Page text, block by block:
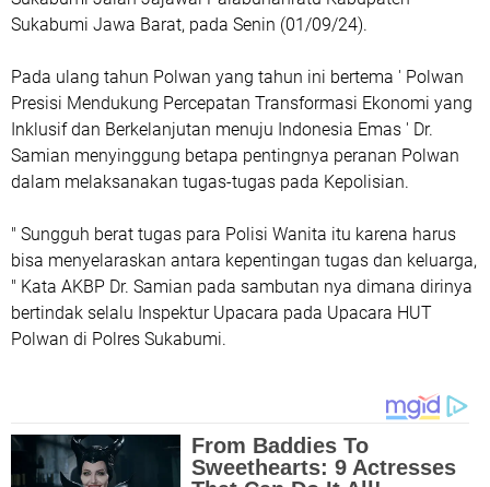
Sukabumi Jawa Barat, pada Senin (01/09/24).
Pada ulang tahun Polwan yang tahun ini bertema ' Polwan
Presisi Mendukung Percepatan Transformasi Ekonomi yang
Inklusif dan Berkelanjutan menuju Indonesia Emas ' Dr.
Samian menyinggung betapa pentingnya peranan Polwan
dalam melaksanakan tugas-tugas pada Kepolisian.
" Sungguh berat tugas para Polisi Wanita itu karena harus
bisa menyelaraskan antara kepentingan tugas dan keluarga,
" Kata AKBP Dr. Samian pada sambutan nya dimana dirinya
bertindak selalu Inspektur Upacara pada Upacara HUT
Polwan di Polres Sukabumi.